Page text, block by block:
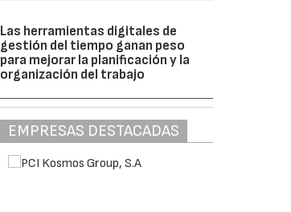
Las herramientas digitales de
gestión del tiempo ganan peso
para mejorar la planificación y la
organización del trabajo
EMPRESAS DESTACADAS